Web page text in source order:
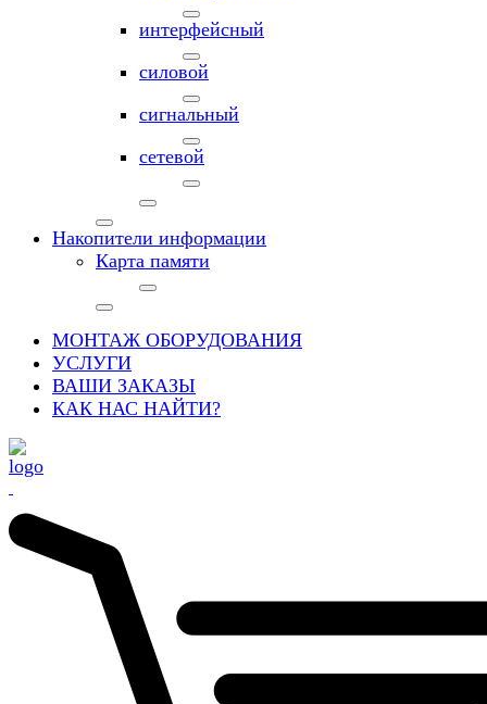
интерфейсный
силовой
сигнальный
сетевой
Накопители информации
Карта памяти
МОНТАЖ ОБОРУДОВАНИЯ
УСЛУГИ
ВАШИ ЗАКАЗЫ
КАК НАС НАЙТИ?